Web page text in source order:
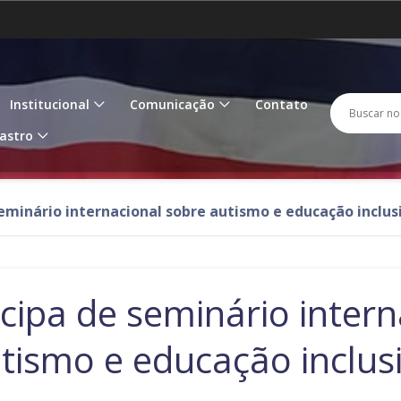
Goiás
Roraima
Tocantins
Institucional Comunicação
Contato
no
internacional sobre autismo e educação
de seminário
e educação